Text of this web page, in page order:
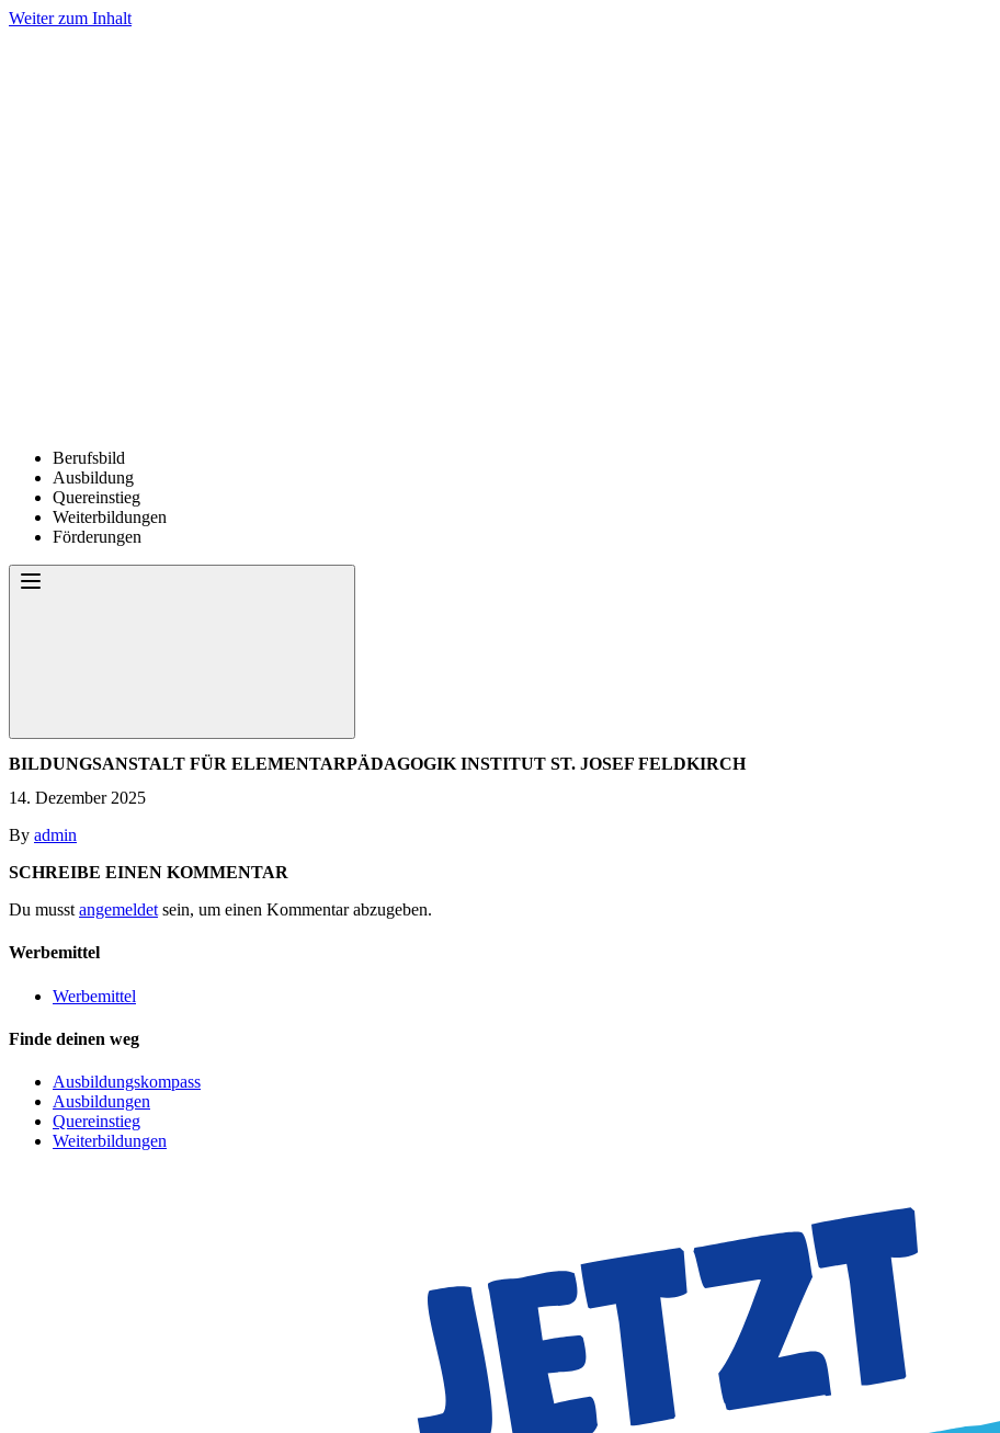
Weiter zum Inhalt
Berufsbild
Ausbildung
Quereinstieg
Weiterbildungen
Förderungen
BILDUNGSANSTALT FÜR ELEMENTARPÄDAGOGIK INSTITUT ST. JOSEF FELDKIRCH
14. Dezember 2025
By admin
SCHREIBE EINEN KOMMENTAR
Du musst angemeldet sein, um einen Kommentar abzugeben.
Werbemittel
Werbemittel
Finde deinen weg
Ausbildungskompass
Ausbildungen
Quereinstieg
Weiterbildungen